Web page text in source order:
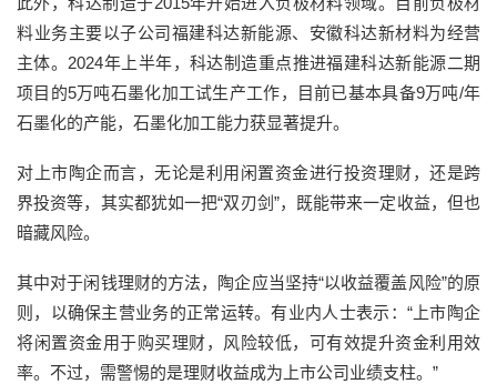
料业务主要以子公司福建科达新能源、安徽科达新材料为经营
主体。2024年上半年，科达制造重点推进福建科达新能源二期
项目的5万吨石墨化加工试生产工作，目前已基本具备9万吨/年
石墨化的产能，石墨化加工能力获显著提升。
对上市陶企而言，无论是利用闲置资金进行投资理财，还是跨
界投资等，其实都犹如一把“双刃剑”，既能带来一定收益，但也
暗藏风险。
其中对于闲钱理财的方法，陶企应当坚持“以收益覆盖风险”的原
则，以确保主营业务的正常运转。有业内人士表示：“上市陶企
将闲置资金用于购买理财，风险较低，可有效提升资金利用效
率。不过，需警惕的是理财收益成为上市公司业绩支柱。”